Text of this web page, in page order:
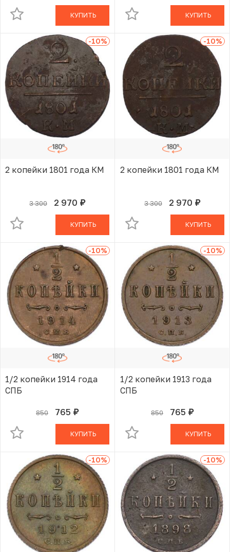
КУПИТЬ КУПИТЬ
-10%
2 копейки 1801 года КМ
3 300 2 970 руб.
В КОРЗИНЕ
КУПИТЬ
-10%
2 копейки 1801 года КМ
3 300 2 970 руб.
В КОРЗИНЕ
КУПИТЬ
-10%
1/2 копейки 1914 года
СПБ
850 765 руб.
В КОРЗИНЕ
КУПИТЬ
-10%
1/2 копейки 1913 года
СПБ
850 765 руб.
В КОРЗИНЕ
КУПИТЬ
-10% -10%